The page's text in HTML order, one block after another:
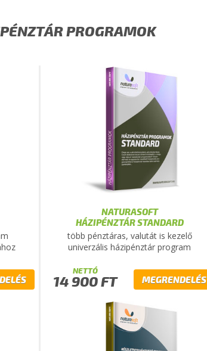
PROGRAMOK
NATURASOFT
HÁZIPÉNZTÁR STANDARD
több pénztáras, valutát is kezelő
univerzális házipénztár program
NETTÓ
14 900 FT MEGRENDELÉS